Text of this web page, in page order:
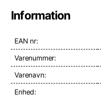
Information
EAN nr:
Varenummer:
Varenavn:
Enhed: